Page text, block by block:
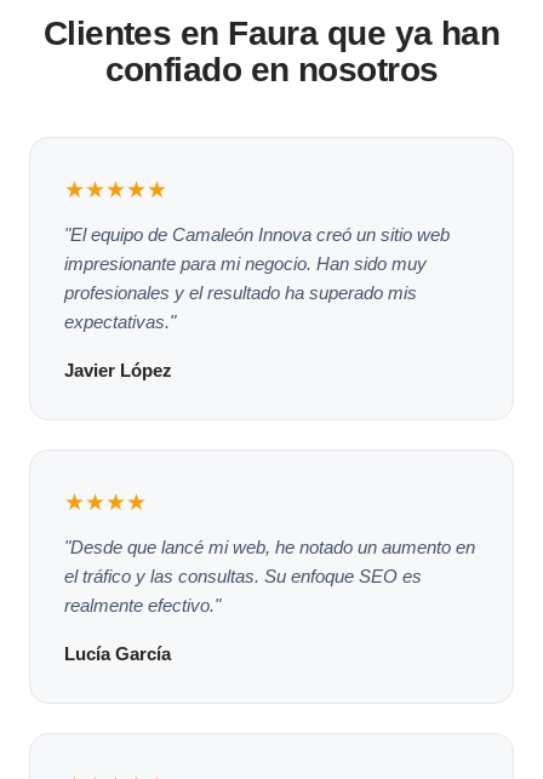
Clientes en Faura que ya han
confiado en nosotros
★★★★★
"El equipo de Camaleón Innova creó un sitio web
impresionante para mi negocio. Han sido muy
profesionales y el resultado ha superado mis
expectativas."
Javier López
★★★★
"Desde que lancé mi web, he notado un aumento en
el tráfico y las consultas. Su enfoque SEO es
realmente efectivo."
Lucía García